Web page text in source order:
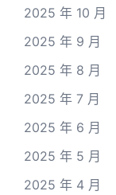
2025 年 10 月
2025 年 9 月
2025 年 8 月
2025 年 7 月
2025 年 6 月
2025 年 5 月
2025 年 4 月